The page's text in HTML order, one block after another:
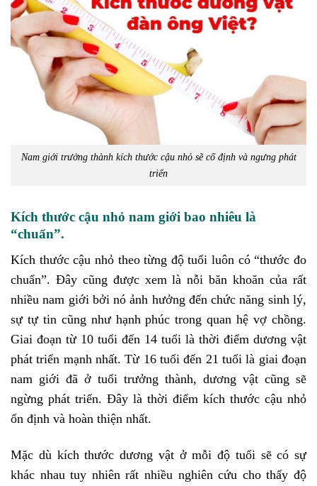
Nam giới trưởng thành kích thước cậu nhỏ sẽ cố định và ngưng phát
triển
Kích thước cậu nhỏ nam giới bao nhiêu là
“chuẩn”.
Kích thước cậu nhỏ theo từng độ tuổi luôn có “thước đo
chuẩn”. Đây cũng được xem là nỗi băn khoăn của rất
nhiều nam giới bởi nó ảnh hưởng đến chức năng sinh lý,
sự tự tin cũng như hạnh phúc trong quan hệ vợ chồng.
Giai đoạn từ 10 tuổi đến 14 tuổi là thời điểm dương vật
phát triển mạnh nhất. Từ 16 tuổi đến 21 tuổi là giai đoạn
nam giới đã ở tuổi trưởng thành, dương vật cũng sẽ
ngừng phát triển. Đây là thời điểm kích thước cậu nhỏ
ổn định và hoàn thiện nhất.
Mặc dù kích thước dương vật ở mỗi độ tuổi sẽ có sự
khác nhau tuy nhiên rất nhiều nghiên cứu cho thấy độ